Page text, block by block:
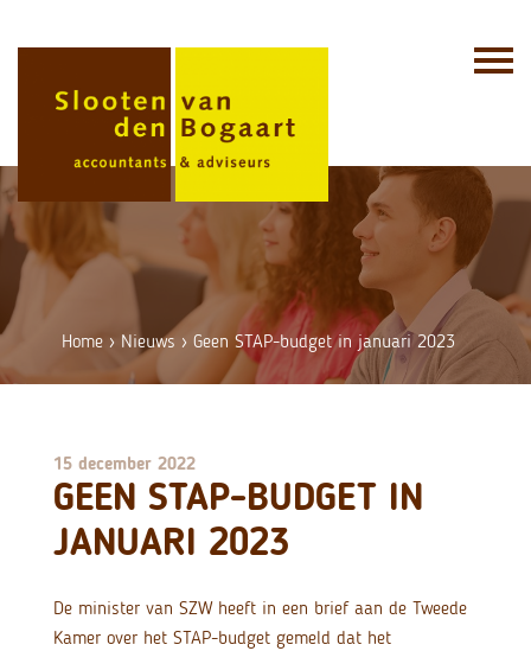
Home › Nieuws ›Geen STAP-budget in januari 2023
15 december 2022
GEEN STAP-BUDGET IN
JANUARI 2023
De minister van SZW heeft in een brief aan de Tweede
Kamer over het STAP-budget gemeld dat het